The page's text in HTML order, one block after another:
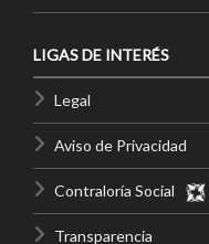
LIGAS DE INTERÉS
Legal
Aviso de Privacidad
Contraloría Social
Transparencia